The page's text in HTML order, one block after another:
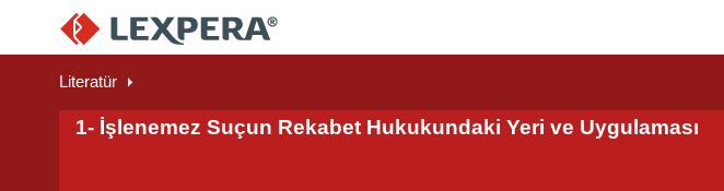
Literatür
1- İşlenemez Suçun Rekabet Hukukundaki Yeri ve Uygulaması